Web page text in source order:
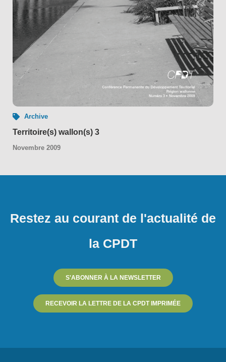
Archive
Territoire(s) wallon(s) 3
Novembre 2009
Restez au courant de l'actualité de
la CPDT
S'ABONNER À LA NEWSLETTER
RECEVOIR LA LETTRE DE LA CPDT IMPRIMÉE